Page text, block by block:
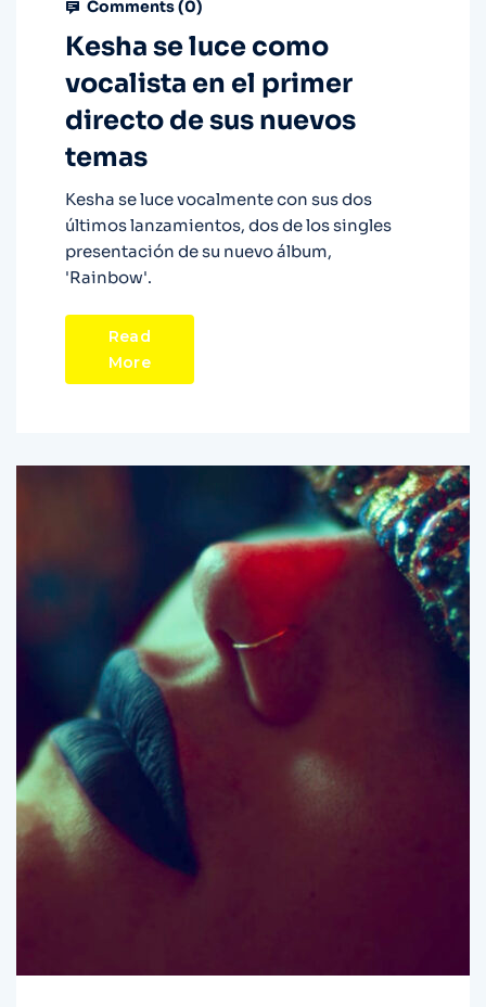
Comments (0)
Kesha se luce como
vocalista en el primer
directo de sus nuevos
temas
Kesha se luce vocalmente con sus dos
últimos lanzamientos, dos de los singles
presentación de su nuevo álbum,
'Rainbow'.
Read
More